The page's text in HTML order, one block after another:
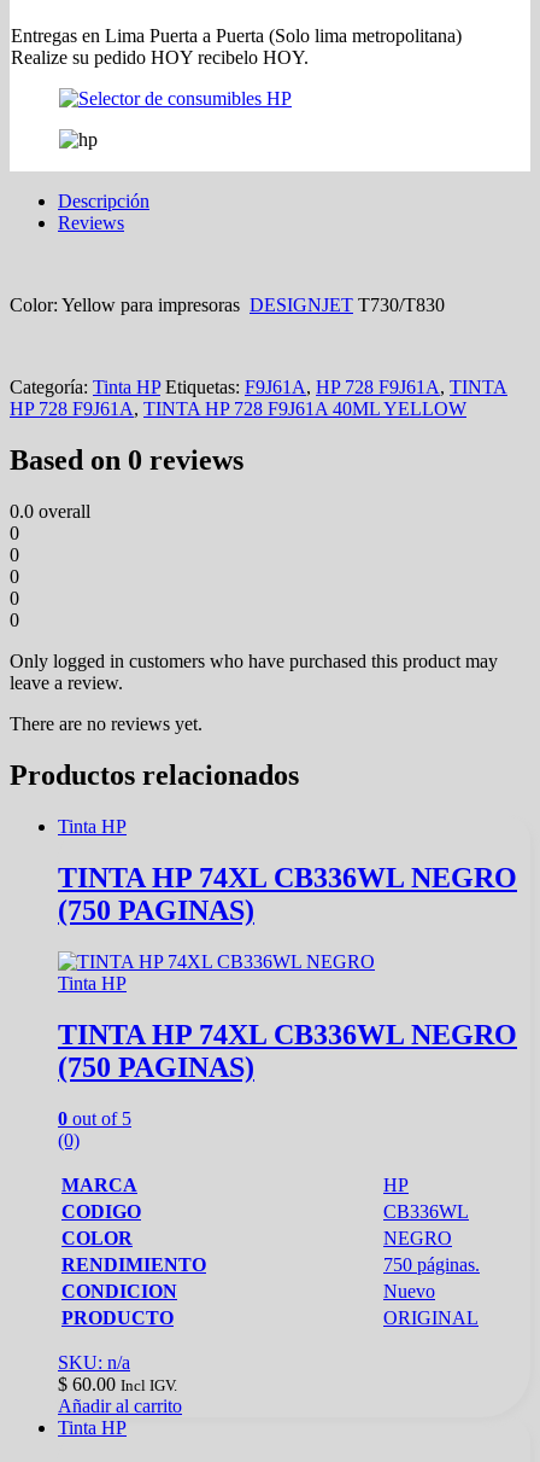
Entregas en Lima Puerta a Puerta (Solo lima metropolitana)
Realize su pedido HOY recibelo HOY.
Descripción
Reviews
Color: Yellow para impresoras DESIGNJET T730/T830
Categoría: Tinta HP Etiquetas: F9J61A, HP 728 F9J61A, TINTA
HP 728 F9J61A, TINTA HP 728 F9J61A 40ML YELLOW
Based on 0 reviews
0.0 overall
0
0
0
0
0
Only logged in customers who have purchased this product may
leave a review.
There are no reviews yet.
Productos relacionados
Tinta HP
TINTA HP 74XL CB336WL NEGRO
(750 PAGINAS)
Tinta HP
TINTA HP 74XL CB336WL NEGRO
(750 PAGINAS)
0 out of 5
(0)
MARCA
HP
CODIGO
CB336WL
COLOR
NEGRO
RENDIMIENTO
750 páginas.
CONDICION
Nuevo
PRODUCTO
ORIGINAL
SKU: n/a
$ 60.00 Incl IGV.
Añadir al carrito
Tinta HP